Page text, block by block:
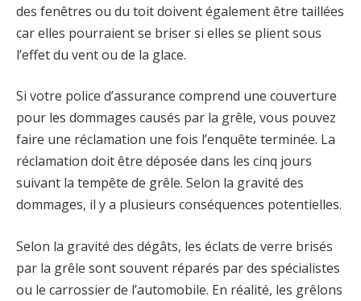
des fenêtres ou du toit doivent également être taillées
car elles pourraient se briser si elles se plient sous
l’effet du vent ou de la glace.
Si votre police d’assurance comprend une couverture
pour les dommages causés par la grêle, vous pouvez
faire une réclamation une fois l’enquête terminée. La
réclamation doit être déposée dans les cinq jours
suivant la tempête de grêle. Selon la gravité des
dommages, il y a plusieurs conséquences potentielles.
Selon la gravité des dégâts, les éclats de verre brisés
par la grêle sont souvent réparés par des spécialistes
ou le carrossier de l’automobile. En réalité, les grêlons